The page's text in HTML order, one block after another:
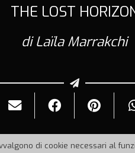
THE LOST
di Laïla Marrakchi
di cookie necessari al